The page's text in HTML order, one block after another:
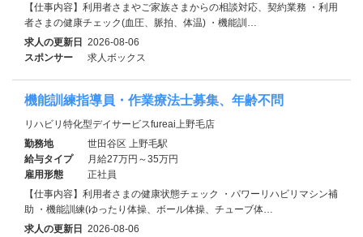
【仕事内容】利用者さまやご家族さまからの相談対応、契約業務 ・利用
者さまの健康チェック(血圧、脈拍、体温) ・機能訓…
求人の更新日 2026-08-06
スポンサー
求人ボックス
機能訓練指導員・作業療法士募集、年齢不問
リハビリ特化型デイサービスfureai上野毛店
勤務地
世田谷区 上野毛駅
給与タイプ
月給27万円～35万円
雇用形態
正社員
【仕事内容】利用者さまの健康状態チェック ・パワーリハビリマシン補
助 ・機能訓練(ゆったり体操、ボール体操、チューブ体…
求人の更新日 2026-08-06